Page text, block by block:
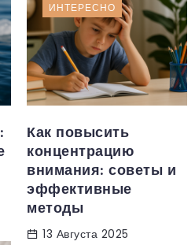
ИНТЕРЕСНО
Как повысить
концентрацию
внимания: советы и
эффективные
методы
13 Августа 2025